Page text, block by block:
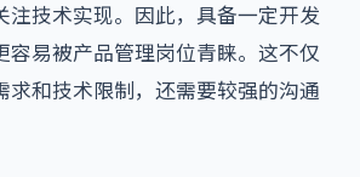
注技术实现。因此，具备一定开发
容易被产品管理岗位青睐。这不仅
求和技术限制，还需要较强的沟通